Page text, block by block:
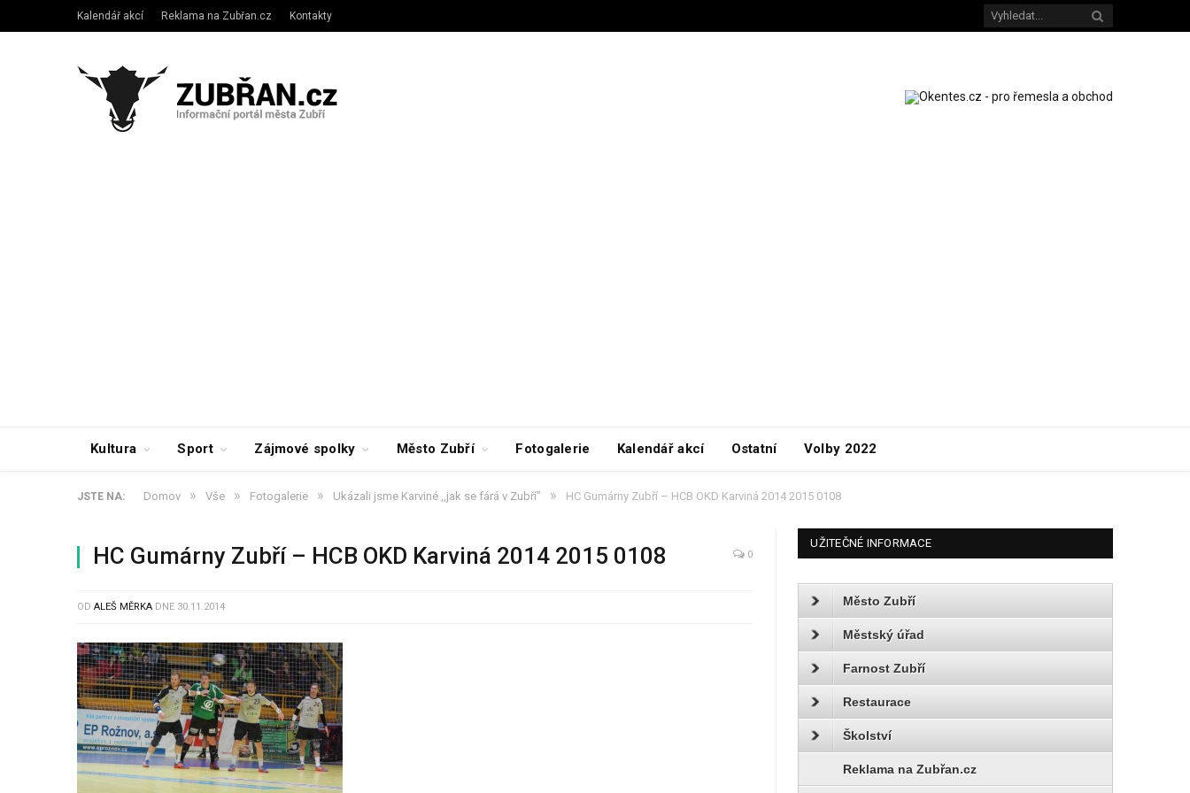
Kalendář akcí Reklama na Zubřan.cz Kontakty
Kultura Sport Zájmové spolky Město Zubří Fotogalerie Kalendář akcí Ostatní Volby 2022
JSTE NA: Domov » Vše » Fotogalerie » Ukázali jsme Karviné ,,jak se fárá v Zubří" » HC Gumárny Zubří – HCB OKD Karviná 2014 2015 0108
HC Gumárny Zubří – HCB OKD Karviná 2014 2015 0108 0
OD ALEŠ MĚRKA DNE 30.11.2014
UŽITEČNÉ INFORMACE
Město Zubří
Městský úřad
Farnost Zubří
Restaurace
Školství
Reklama na Zubřan.cz